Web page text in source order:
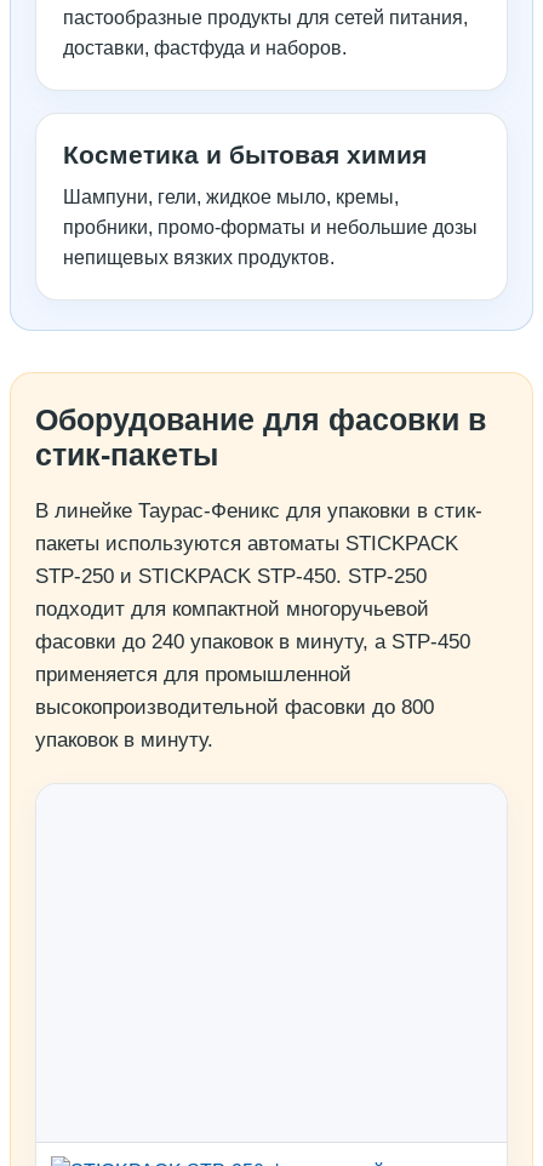
пастообразные продукты для сетей питания,
доставки, фастфуда и наборов.
Косметика и бытовая химия
Шампуни, гели, жидкое мыло, кремы,
пробники, промо-форматы и небольшие дозы
непищевых вязких продуктов.
Оборудование для фасовки в
стик-пакеты
В линейке Таурас-Феникс для упаковки в стик-
пакеты используются автоматы STICKPACK
STP-250 и STICKPACK STP-450. STP-250
подходит для компактной многоручьевой
фасовки до 240 упаковок в минуту, а STP-450
применяется для промышленной
высокопроизводительной фасовки до 800
упаковок в минуту.